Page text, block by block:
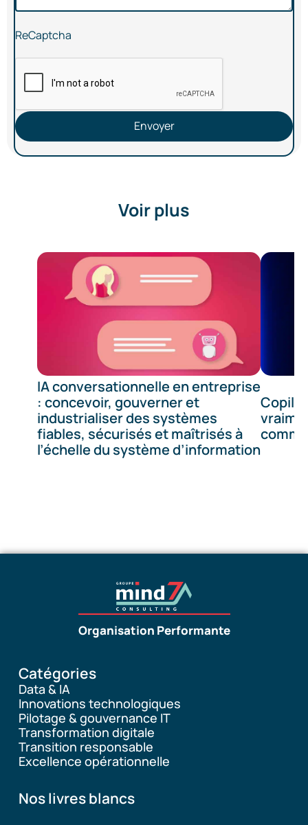
ReCaptcha
Envoyer
Voir plus
IA conversationnelle en entreprise
: concevoir, gouverner et
industrialiser des systèmes
fiables, sécurisés et maîtrisés à
l’échelle du système d’information
Organisation Performante
Catégories
Data & IA
Innovations technologiques
Pilotage & gouvernance IT
Transformation digitale
Transition responsable
Excellence opérationnelle
Nos livres blancs